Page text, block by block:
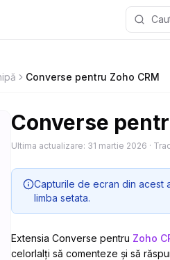
Converse pentru Zoho CRM
Converse
Ultima actualizare: 31 martie 2026 ·
Capturile de ecran din acest
limba setata.
Extensia Converse pentru Zoho
celorlalți să comenteze și să